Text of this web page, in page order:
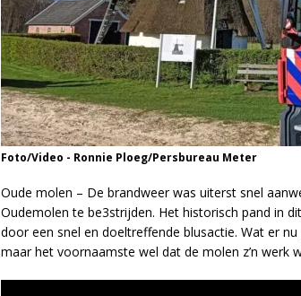
Foto/Video - Ronnie Ploeg/Persbureau Meter
Oude molen – De brandweer was uiterst snel
Oudemolen te be3strijden. Het historisch pand in
door een snel en doeltreffende blusactie. Wat er
maar het voornaamste wel dat de molen z’n werk